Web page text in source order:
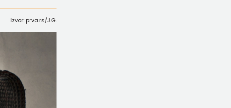
Izvor: prva.rs/J.G.